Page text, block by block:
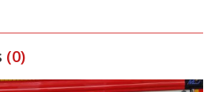
pastatas ir aplink jį auganti žolė.
p
(0)